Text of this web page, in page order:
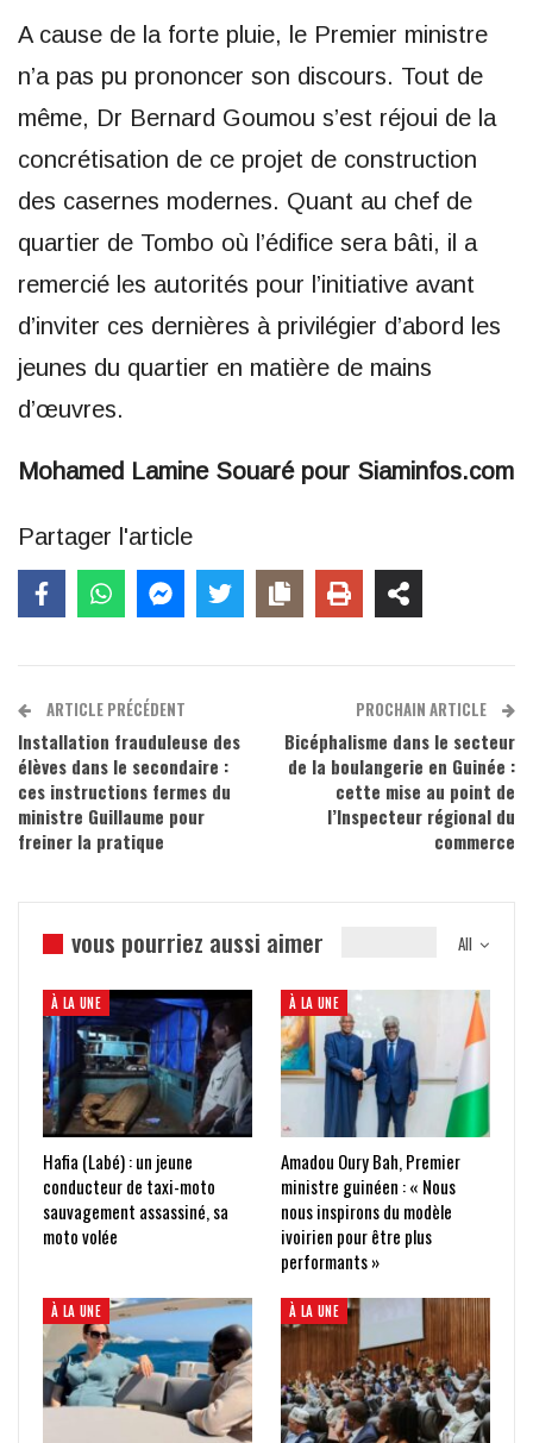
A cause de la forte pluie, le Premier ministre
n’a pas pu prononcer son discours. Tout de
même, Dr Bernard Goumou s’est réjoui de la
concrétisation de ce projet de construction
des casernes modernes. Quant au chef de
quartier de Tombo où l’édifice sera bâti, il a
remercié les autorités pour l’initiative avant
d’inviter ces dernières à privilégier d’abord les
jeunes du quartier en matière de mains
d’œuvres.
Mohamed Lamine Souaré pour Siaminfos.com
Partager l'article
ARTICLE PRÉCÉDENT
Installation frauduleuse des
élèves dans le secondaire :
ces instructions fermes du
ministre Guillaume pour
freiner la pratique
PROCHAIN ARTICLE
Bicéphalisme dans le secteur
de la boulangerie en Guinée :
cette mise au point de
l’Inspecteur régional du
commerce
All
vous pourriez aussi aimer
À LA UNE
Hafia (Labé) : un jeune
conducteur de taxi-moto
sauvagement assassiné, sa
moto volée
À LA UNE
Amadou Oury Bah, Premier
ministre guinéen : « Nous
nous inspirons du modèle
ivoirien pour être plus
performants »
À LA UNE À LA UNE